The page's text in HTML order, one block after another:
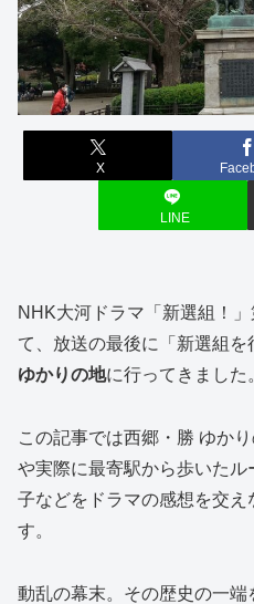
X
LINE
NHK大河ドラマ「新選組！
て、放送の最後に「新選組を
ゆかりの地に行ってきました
この記事では西郷・勝 ゆか
や実際に最寄駅から歩いた
子などをドラマの感想を交え
す。
動乱の幕末。その歴史の一端